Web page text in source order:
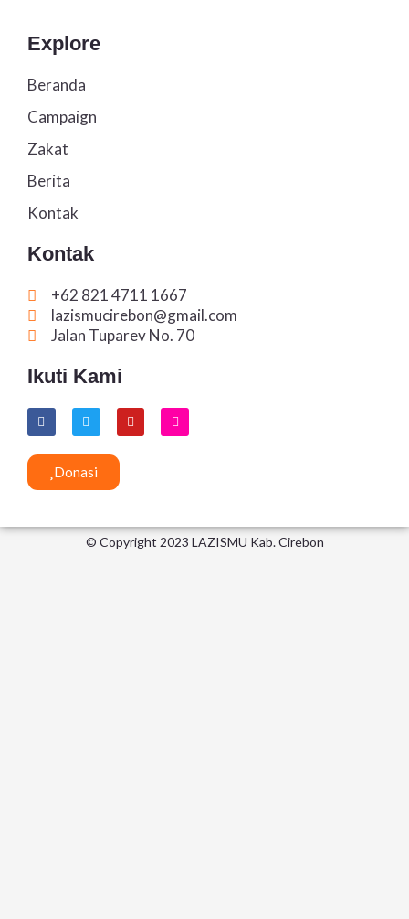
Explore
Beranda
Campaign
Zakat
Berita
Kontak
Kontak
+62 821 4711 1667
lazismucirebon@gmail.com
Jalan Tuparev No. 70
Ikuti Kami
F
a
c
e
o
T
w
i
t
e
r
Y
o
u
I
n
s
Donasi
© Copyright 2023 LAZISMU Kab. Cirebon